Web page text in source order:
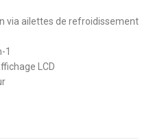
via ailettes de refroidissement
1
LCD